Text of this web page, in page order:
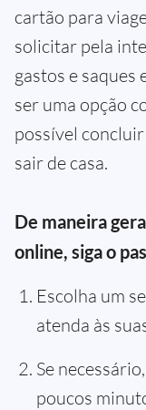
cartão para
solicitar pela
gastos e
ser uma opção
possível
sair de casa.
De maneira
online, siga o
Escolha um
atenda às
Se
poucos